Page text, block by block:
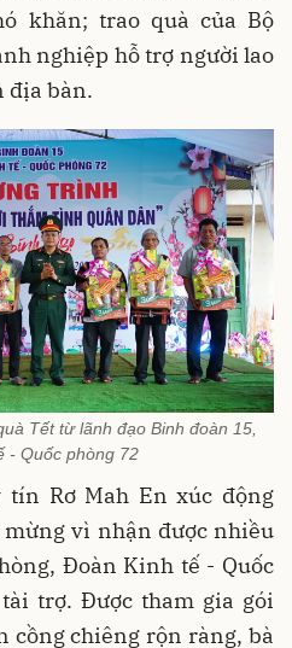
khăn; trao quà của Bộ
nghiệp hỗ trợ người lao
địa bàn.
Tết từ lãnh đạo Binh đoàn 15,
- Quốc phòng 72
tín Rơ Mah En xúc động
vì nhận được nhiều
Đoàn Kinh tế - Quốc
trợ. Được tham gia gói
cồng chiêng rộn ràng, bà